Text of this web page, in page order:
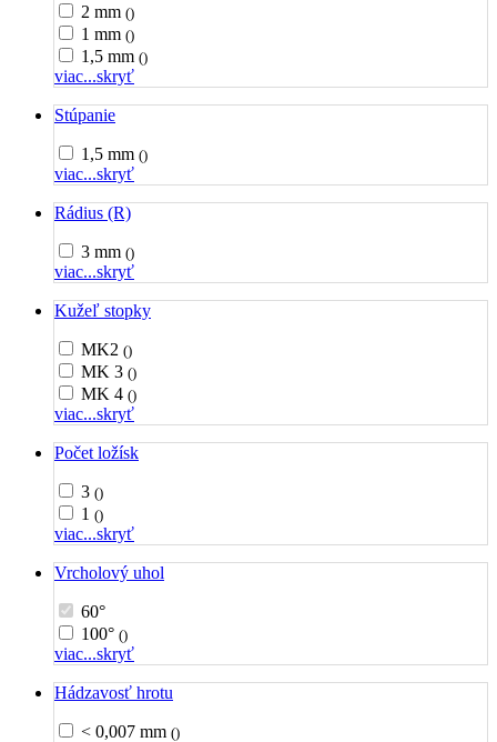
2 mm ()
1 mm ()
1,5 mm ()
viac...skryť
Stúpanie
1,5 mm ()
viac...skryť
Rádius (R)
3 mm ()
viac...skryť
Kužeľ stopky
MK2 ()
MK 3 ()
MK 4 ()
viac...skryť
Počet ložísk
3 ()
1 ()
viac...skryť
Vrcholový uhol
60°
100° ()
viac...skryť
Hádzavosť hrotu
< 0,007 mm ()